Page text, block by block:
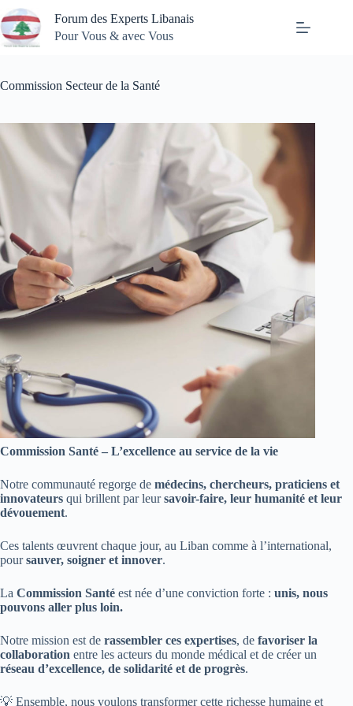
Passer
au
contenu
Forum des Experts Libanais
Pour Vous & avec Vous
Commission Secteur de la Santé
Commission Santé – L’excellence au service de la vie
Notre communauté regorge de médecins, chercheurs, praticiens et
innovateurs qui brillent par leursavoir-faire, leur humanité et leur
dévouement.
Ces talents œuvrent chaque jour, au Liban comme à l’international,
poursauver, soigner et innover.
La Commission Santé est née d’une conviction forte : unis, nous
pouvons aller plus loin.
Notre mission est de rassembler ces expertises, de favoriser la
collaboration entre les acteurs du monde médical et de créer un
réseau d’excellence, de solidarité et de progrès.
💡 Ensemble, nous voulons transformer cette richesse humaine et